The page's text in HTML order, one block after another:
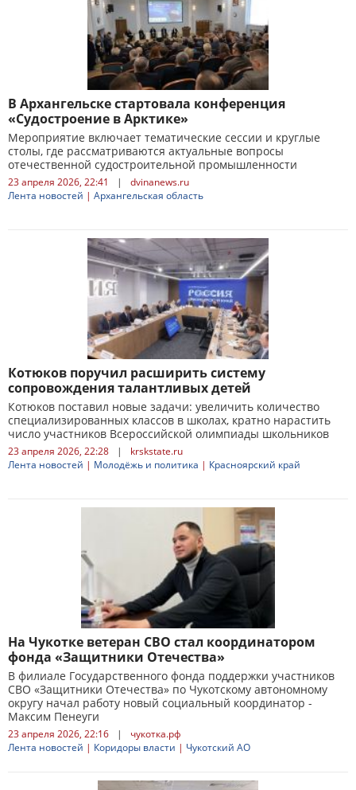
В Архангельске стартовала конференция
«Судостроение в Арктике»
Мероприятие включает тематические сессии и круглые
столы, где рассматриваются актуальные вопросы
отечественной судостроительной промышленности
23 апреля 2026, 22:41 |
dvinanews.ru
Лента новостей | Архангельская область
Котюков поручил расширить систему
сопровождения талантливых детей
Котюков поставил новые задачи: увеличить количество
специализированных классов в школах, кратно нарастить
число участников Всероссийской олимпиады школьников
23 апреля 2026, 22:28 |
krskstate.ru
Лента новостей | Молодёжь и политика | Красноярский край
На Чукотке ветеран СВО стал координатором
фонда «Защитники Отечества»
В филиале Государственного фонда поддержки участников
СВО «Защитники Отечества» по Чукотскому автономному
округу начал работу новый социальный координатор -
Максим Пенеуги
23 апреля 2026, 22:16 |
чукотка.рф
Лента новостей | Коридоры власти | Чукотский АО